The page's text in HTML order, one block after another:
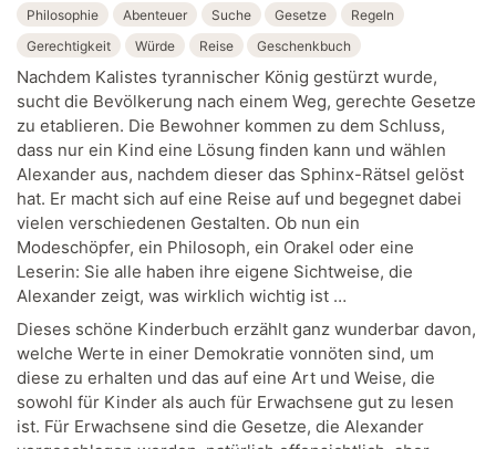
Philosophie
Abenteuer Suche Gesetze
Regeln
Gerechtigkeit
Würde Reise Geschenkbuch
Nachdem Kalistes tyrannischer König gestürzt wurde,
sucht die Bevölkerung nach einem Weg, gerechte Gesetze
zu etablieren. Die Bewohner kommen zu dem Schluss,
dass nur ein Kind eine Lösung finden kann und wählen
Alexander aus, nachdem dieser das Sphinx-Rätsel gelöst
hat. Er macht sich auf eine Reise auf und begegnet dabei
vielen verschiedenen Gestalten. Ob nun ein
Modeschöpfer, ein Philosoph, ein Orakel oder eine
Leserin: Sie alle haben ihre eigene Sichtweise, die
Alexander zeigt, was wirklich wichtig ist …
Dieses schöne Kinderbuch erzählt ganz wunderbar davon,
welche Werte in einer Demokratie vonnöten sind, um
diese zu erhalten und das auf eine Art und Weise, die
sowohl für Kinder als auch für Erwachsene gut zu lesen
ist. Für Erwachsene sind die Gesetze, die Alexander